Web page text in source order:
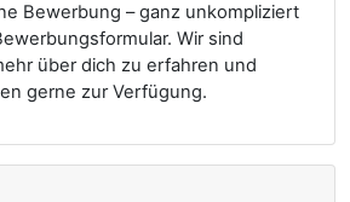
Bewerbung – ganz unkompliziert
Wir sind
über dich zu erfahren und
gerne zur Verfügung.